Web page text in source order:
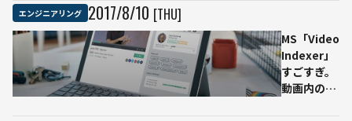
習と
は？
AIが
web
エンジニアリング 2017/8/10 [THU]
MS「Video
Indexer」
すごすぎ。
動画内の超